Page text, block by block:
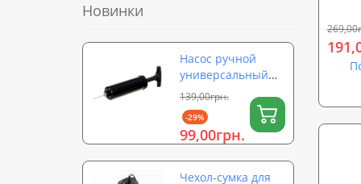
Новинки
Насос ручной
универсальный
для мячей,
надувных
изделий,
фитболов OSPORT
139,00грн.
-29%
99,00грн.
Чехол-сумка для